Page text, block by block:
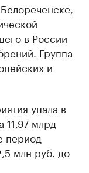
в России
Группа
и
упала в
11,97 млрд
период
млн руб. до